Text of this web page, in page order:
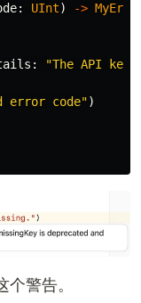
: UInt) ->
:
"The API
error code")
警告。